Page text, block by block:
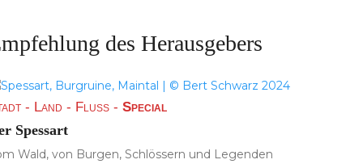
des Herausgebers
- Land - Fluss - Special
Spessart
Wald, von Burgen, Schlössern und Legenden